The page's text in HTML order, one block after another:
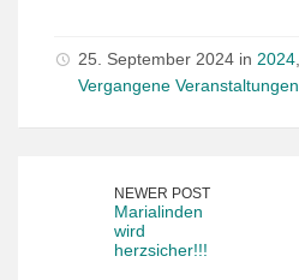
25. September 2024 in 2024
Vergangene Veranstaltungen
NEWER POST
Marialinden
wird
herzsicher!!!